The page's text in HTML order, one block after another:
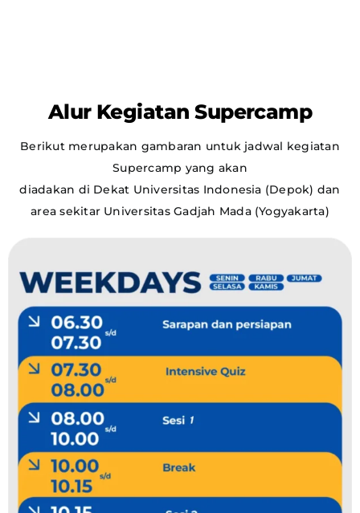
Alur Kegiatan Supercamp
Berikut merupakan gambaran untuk jadwal kegiatan
Supercamp yang akan
diadakan di Dekat Universitas Indonesia (Depok) dan
area sekitar Universitas Gadjah Mada (Yogyakarta)